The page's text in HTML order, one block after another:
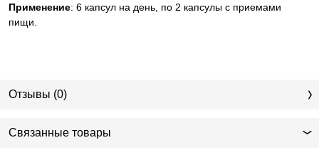
Применение: 6 капсул на день, по 2 капсулы с приемами
пищи.
Отзывы (0)
Связанные товары